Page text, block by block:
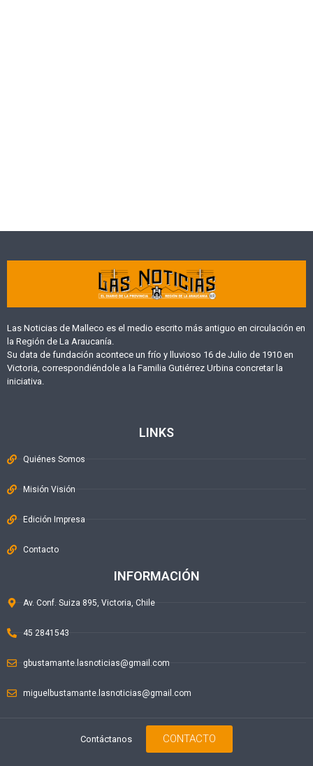
Las Noticias de Malleco es el medio escrito más antiguo en circulación en
la Región de La Araucanía.
Su data de fundación acontece un frío y lluvioso 16 de Julio de 1910 en
Victoria, correspondiéndole a la Familia Gutiérrez Urbina concretar la
iniciativa.
LINKS
Quiénes Somos
Misión Visión
Edición Impresa
Contacto
INFORMACIÓN
Av. Conf. Suiza 895, Victoria, Chile
45 2841543
gbustamante.lasnoticias@gmail.com
miguelbustamante.lasnoticias@gmail.com
Contáctanos CONTACTO